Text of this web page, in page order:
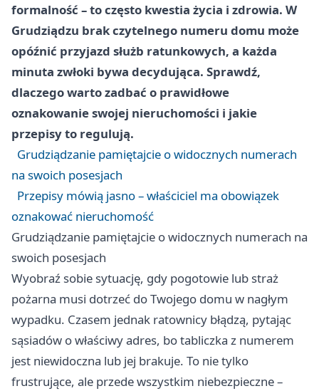
formalność – to często kwestia życia i zdrowia. W
Grudziądzu brak czytelnego numeru domu może
opóźnić przyjazd służb ratunkowych, a każda
minuta zwłoki bywa decydująca. Sprawdź,
dlaczego warto zadbać o prawidłowe
oznakowanie swojej nieruchomości i jakie
przepisy to regulują.
Grudziądzanie pamiętajcie o widocznych numerach
na swoich posesjach
Przepisy mówią jasno – właściciel ma obowiązek
oznakować nieruchomość
Grudziądzanie pamiętajcie o widocznych numerach na
swoich posesjach
Wyobraź sobie sytuację, gdy pogotowie lub straż
pożarna musi dotrzeć do Twojego domu w nagłym
wypadku. Czasem jednak ratownicy błądzą, pytając
sąsiadów o właściwy adres, bo tabliczka z numerem
jest niewidoczna lub jej brakuje. To nie tylko
frustrujące, ale przede wszystkim niebezpieczne –